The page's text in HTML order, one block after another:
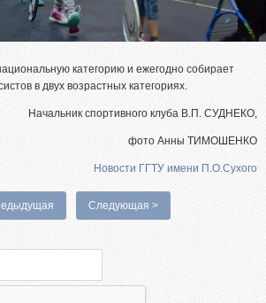
категорию и ежегодно собирает
в двух возрастных категориях.
Начальник спортивного клуба В.П. СУДНЕКО,
фото Анны ТИМОШЕНКО
Новости ГГТУ имени П.О.Сухого
Следующая >